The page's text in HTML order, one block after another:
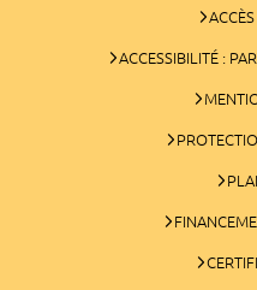
ACCESSIBILITÉ :